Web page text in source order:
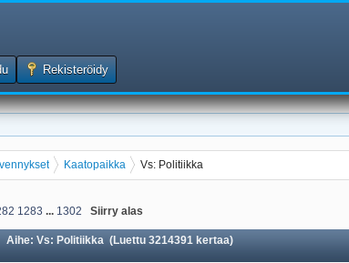
Rekisteröidy
Kaatopaikka Vs: Politiikka
1283 ... 1302 Siirry alas
Aihe: Vs: Politiikka (Luettu 3214391 kertaa)